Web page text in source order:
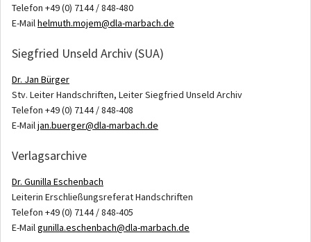
Telefon +49 (0) 7144 / 848-480
E-Mailhelmuth.mojem@dla-marbach.de
Siegfried Unseld Archiv (SUA)
Dr. Jan Bürger
Stv. Leiter Handschriften, Leiter Siegfried Unseld Archiv
Telefon +49 (0) 7144 / 848-408
E-Mailjan.buerger@dla-marbach.de
Verlagsarchive
Dr. Gunilla Eschenbach
Leiterin Erschließungsreferat Handschriften
Telefon +49 (0) 7144 / 848-405
E-Mailgunilla.eschenbach@dla-marbach.de